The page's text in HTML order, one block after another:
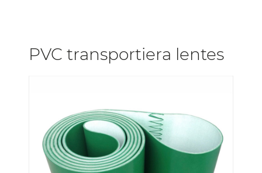
PVC transportiera lentes